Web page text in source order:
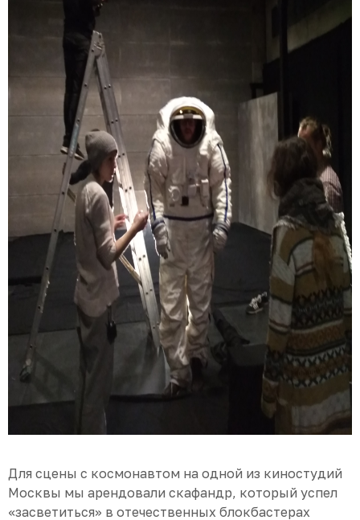
Для сцены с космонавтом на одной из киностудий
Москвы мы арендовали скафандр, который успел
«засветиться» в отечественных блокбастерах